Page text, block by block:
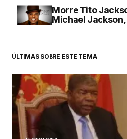
Morre Tito
Michael
ÚLTIMAS SOBRE ESTE TEMA